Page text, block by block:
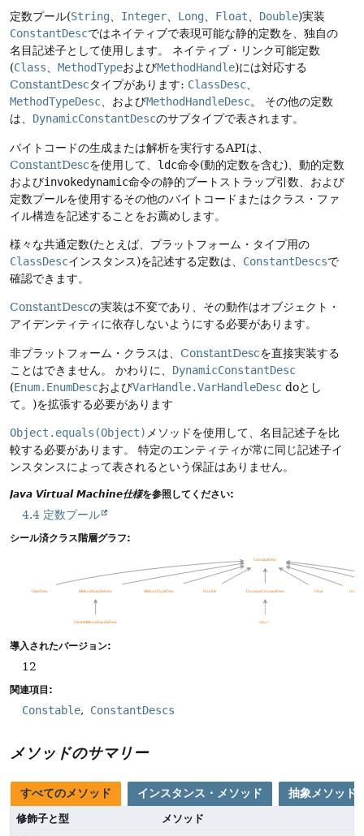
定数プール(String、 Integer、 Long、 Float、 Double)実装
ConstantDescではネイティブで表現可能な静的定数を、独自の
名目記述子として使用します。
ネイティブ・リンク可能定数
(Class、 MethodTypeおよびMethodHandle)には対応する
ConstantDescタイプがあります: ClassDesc、
MethodTypeDesc、およびMethodHandleDesc。
その他の定数
は、 DynamicConstantDescのサブタイプで表されます。
バイトコードの生成または解析を実行するAPIは、
ConstantDescを使用して、 ldc命令(動的定数を含む)、動的定数
およびinvokedynamic命令の静的ブートストラップ引数、および
定数プールを使用するその他のバイトコードまたはクラス・ファ
イル構造を記述することをお薦めします。
様々な共通定数(たとえば、プラットフォーム・タイプ用の
ClassDescインスタンス)を記述する定数は、 ConstantDescsで
確認できます。
ConstantDescの実装は不変であり、その動作はオブジェクト・
アイデンティティに依存しないようにする必要があります。
非プラットフォーム・クラスは、 ConstantDescを直接実装する
ことはできません。
かわりに、 DynamicConstantDesc
(Enum.EnumDescおよびVarHandle.VarHandleDesc doとし
て。)を拡張する必要があります
Object.equals(Object) メソッドを使用して、名目記述子を比
較する必要があります。
特定のエンティティが常に同じ記述子イ
ンスタンスによって表されるという保証はありません。
Java Virtual Machine仕様を参照してください:
4.4 定数プール
シール済クラス階層グラフ:
導入されたバージョン:
12
関連項目:
Constable ConstantDescs
メソッドのサマリー
すべてのメソッド インスタンス・メソッド 抽象メソッド
修飾子と型
メソッド